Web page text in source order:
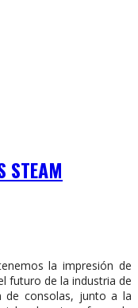
STEAM
la impresión de
futuro de la industria de
de consolas, junto a la